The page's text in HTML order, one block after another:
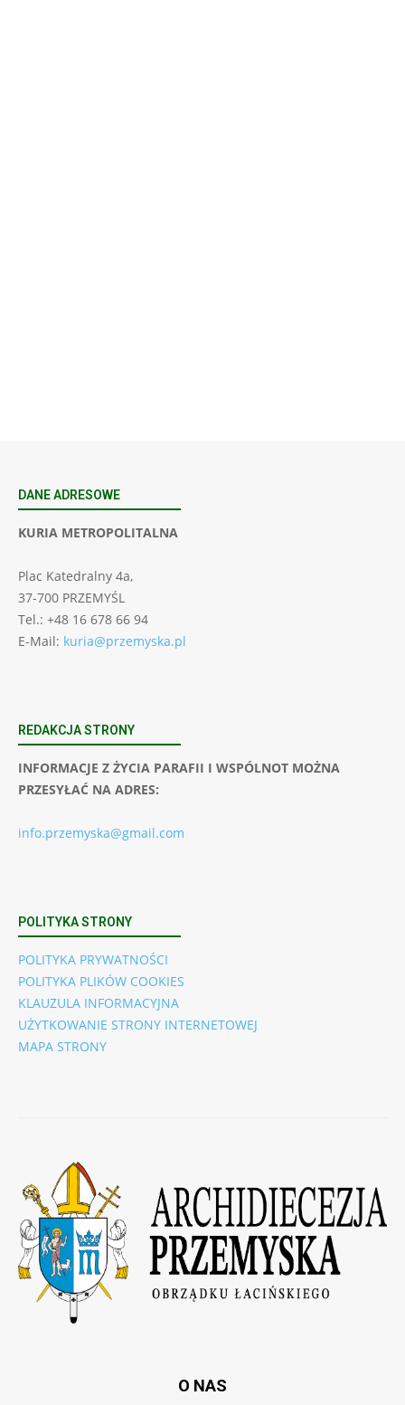
DANE ADRESOWE
KURIA METROPOLITALNA
Plac Katedralny 4a,
37-700 PRZEMYŚL
Tel.: +48 16 678 66 94
E-Mail: kuria@przemyska.pl
REDAKCJA STRONY
INFORMACJE Z ŻYCIA PARAFII I WSPÓLNOT MOŻNA
PRZESYŁAĆ NA ADRES:
info.przemyska@gmail.com
POLITYKA STRONY
POLITYKA PRYWATNOŚCI
POLITYKA PLIKÓW COOKIES
KLAUZULA INFORMACYJNA
UŻYTKOWANIE STRONY INTERNETOWEJ
MAPA STRONY
O NAS